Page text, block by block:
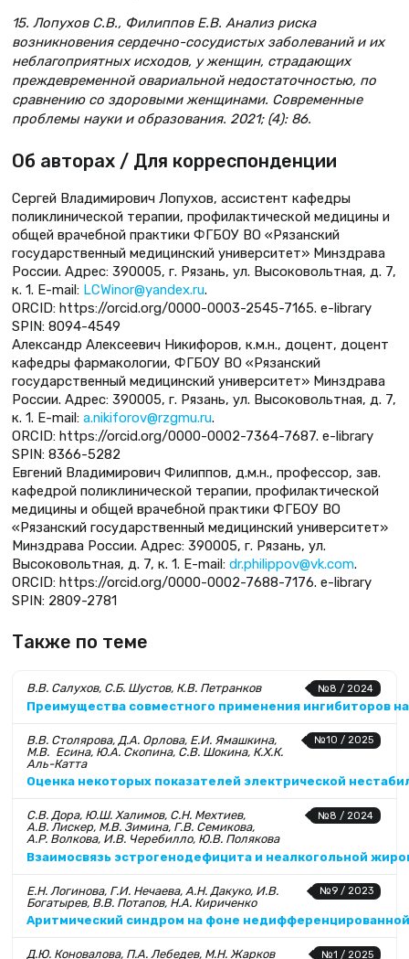
15. Лопухов С.В., Филиппов Е.В. Анализ риска
возникновения сердечно-сосудистых заболеваний и их
неблагоприятных исходов, у женщин, страдающих
преждевременной овариальной недостаточностью, по
сравнению со здоровыми женщинами. Современные
проблемы науки и образования. 2021; (4): 86.
Об авторах / Для корреспонденции
Сергей Владимирович Лопухов, ассистент кафедры
поликлинической терапии, профилактической медицины и
общей врачебной практики ФГБОУ ВО «Рязанский
государственный медицинский университет» Минздрава
России. Адрес: 390005, г. Рязань, ул. Высоковольтная, д. 7,
к. 1. E-mail: LCWinor@yandex.ru.
ORCID: https://orcid.org/0000-0003-2545-7165. e-library
SPIN: 8094-4549
Александр Алексеевич Никифоров, к.м.н., доцент, доцент
кафедры фармакологии, ФГБОУ ВО «Рязанский
государственный медицинский университет» Минздрава
России. Адрес: 390005, г. Рязань, ул. Высоковольтная, д. 7,
к. 1. E-mail: a.nikiforov@rzgmu.ru.
ORCID: https://orcid.org/0000-0002-7364-7687. e-library
SPIN: 8366-5282
Евгений Владимирович Филиппов, д.м.н., профессор, зав.
кафедрой поликлинической терапии, профилактической
медицины и общей врачебной практики ФГБОУ ВО
«Рязанский государственный медицинский университет»
Минздрава России. Адрес: 390005, г. Рязань, ул.
Высоковольтная, д. 7, к. 1. E-mail: dr.philippov@vk.com.
ORCID: https://orcid.org/0000-0002-7688-7176. e-library
SPIN: 2809-2781
Также по теме
№8 / 2024
В.В. Салухов, С.Б. Шустов, К.В. Петранков
Преимущества совместного применения ингибиторов
№10 / 2025
В.В. Столярова, Д.А. Орлова, Е.И. Ямашкина,
М.В. Есина, Ю.А. Скопина, С.В. Шокина, К.Х.К.
Аль-Катта
Оценка некоторых показателей электрической
№8 / 2024
С.В. Дора, Ю.Ш. Халимов, С.Н. Мехтиев,
А.В. Лискер, М.В. Зимина, Г.В. Семикова,
А.Р. Волкова, И.В. Черебилло, Ю.В. Полякова
Взаимосвязь эстрогенодефицита и неалкогольной
№9 / 2023
Е.Н. Логинова, Г.И. Нечаева, А.Н. Дакуко, И.В.
Богатырев, В.В. Потапов, Н.А. Кириченко
Аритмический синдром на фоне
№1 / 2025
Д.Ю. Коновалова, П.А. Лебедев, М.Н. Жарков